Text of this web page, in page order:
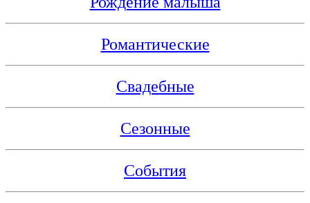
Романтические
Свадебные
Сезонные
События